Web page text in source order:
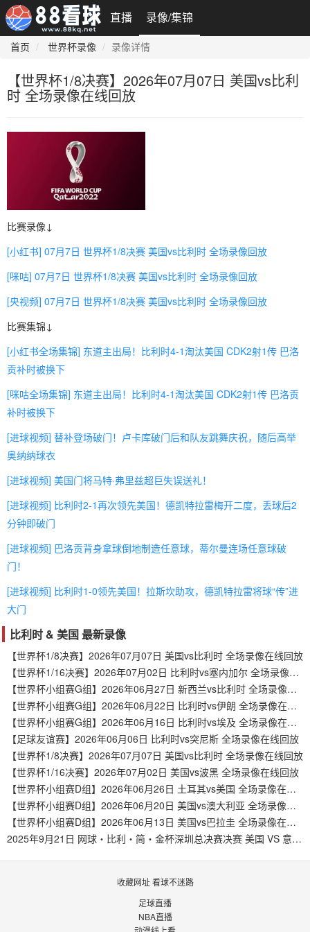
直播 录像/集锦
首页 世界杯录像 录像详情
【世界杯1/8决赛】2026年07月07日 美国vs比利
时 全场录像在线回放
比赛录像↓
[小红书] 07月7日 世界杯1/8决赛 美国vs比利时 全场录像回放
[咪咕] 07月7日 世界杯1/8决赛 美国vs比利时 全场录像回放
[央视频] 07月7日 世界杯1/8决赛 美国vs比利时 全场录像回放
比赛集锦↓
[小红书全场集锦] 东道主出局！比利时4-1淘汰美国 CDK2射1传 巴洛
贡补时被换下
[咪咕全场集锦] 东道主出局！比利时4-1淘汰美国 CDK2射1传 巴洛贡
补时被换下
[进球视频] 替补登场破门！卢卡库破门后和队友跳舞庆祝，随后高举
奥纳纳球衣
[进球视频] 美国门将马特·弗里兹超巨失误送礼！
[进球视频] 比利时2-1再次领先美国！德凯特拉雷梅开二度，丢球后2
分钟即破门
[进球视频] 巴洛贡背身拿球倒地制造任意球，蒂尔曼连场任意球破
门！
[进球视频] 比利时1-0领先美国！拉斯坎助攻，德凯特拉雷将球“传”进
大门
比利时 & 美国 最新录像
【世界杯1/8决赛】2026年07月07日 美国vs比利时 全场录像在线回放
【世界杯1/16决赛】2026年07月02日 比利时vs塞内加尔 全场录像在线回放
【世界杯小组赛G组】2026年06月27日 新西兰vs比利时 全场录像在线回放
【世界杯小组赛G组】2026年06月22日 比利时vs伊朗 全场录像在线回放
【世界杯小组赛G组】2026年06月16日 比利时vs埃及 全场录像在线回放
【足球友谊赛】2026年06月06日 比利时vs突尼斯 全场录像在线回放
【世界杯1/8决赛】2026年07月07日 美国vs比利时 全场录像在线回放
【世界杯1/16决赛】2026年07月02日 美国vs波黑 全场录像在线回放
【世界杯小组赛D组】2026年06月26日 土耳其vs美国 全场录像在线回放
【世界杯小组赛D组】2026年06月20日 美国vs澳大利亚 全场录像在线回放
【世界杯小组赛D组】2026年06月13日 美国vs巴拉圭 全场录像在线回放
2025年9月21日 网球・比利・简・金杯深圳总决赛决赛 美国 VS 意大利
收藏网址 看球不迷路
足球直播
NBA直播